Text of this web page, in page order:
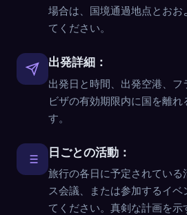
場合は、国境通過地点とおお
てください。
出発詳細：
出発日と時間、出発空港、フ
ビザの有効期限内に国を離れ
す。
日ごとの活動：
旅行の各日に予定されている
ス会議、または参加するイ
てください。真剣な計画を示